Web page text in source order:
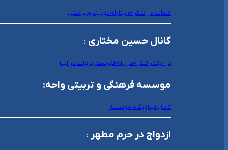
کلمات در تلگرامایتابلهتوییتر ویراستی
کانال حسین مختاری :
در ایتادر تلگرامدر بلهفهرست جزوات در ایتا
موسسه فرهنگی و تربیتی واحه:
کانال ایتاوبگاه موسسه
ازدواج در حرم مطهر :